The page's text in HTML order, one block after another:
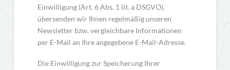
Einwilligung (Art. 6 Abs. 1 lit. a DSGVO),
übersenden wir Ihnen regelmäßig unseren
Newsletter bzw. vergleichbare Informationen
per E-Mail an Ihre angegebene E-Mail-Adresse.
Die Einwilligung zur Speicherung Ihrer